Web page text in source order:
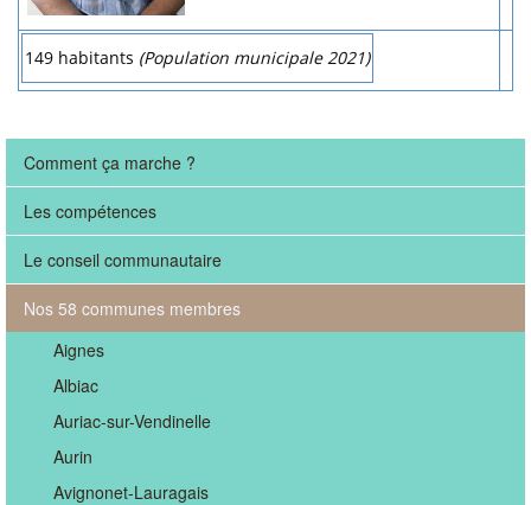
149 habitants (Population municipale 2021)
Comment ça marche ?
Les compétences
Le conseil communautaire
Nos 58 communes membres
Aignes
Albiac
Auriac-sur-Vendinelle
Aurin
Avignonet-Lauragais